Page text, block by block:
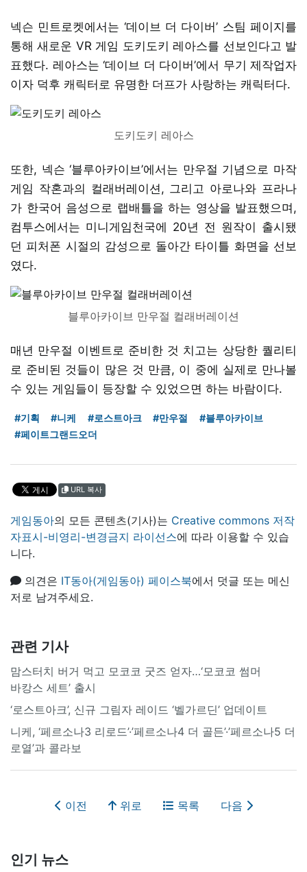
넥슨 민트로켓에서는 ‘데이브 더 다이버’ 스팀 페이지를
통해 새로운 VR 게임 도키도키 레아스를 선보인다고 발
표했다. 레아스는 ‘데이브 더 다이버’에서 무기 제작업자
이자 덕후 캐릭터로 유명한 더프가 사랑하는 캐릭터다.
도키도키 레아스
또한, 넥슨 ‘블루아카이브’에서는 만우절 기념으로 마작
게임 작혼과의 컬래버레이션, 그리고 아로나와 프라나
가 한국어 음성으로 랩배틀을 하는 영상을 발표했으며,
컴투스에서는 미니게임천국에 20년 전 원작이 출시됐
던 피처폰 시절의 감성으로 돌아간 타이틀 화면을 선보
였다.
블루아카이브 만우절 컬래버레이션
매년 만우절 이벤트로 준비한 것 치고는 상당한 퀄리티
로 준비된 것들이 많은 것 만큼, 이 중에 실제로 만나볼
수 있는 게임들이 등장할 수 있었으면 하는 바람이다.
#기획 #니케 #로스트아크 #만우절
#블루아카이브
#페이트그랜드오더
URL 복사
게임동아의 모든 콘텐츠(기사)는 Creative commons 저작
자표시-비영리-변경금지 라이선스에 따라 이용할 수 있습
니다.
의견은 IT동아(게임동아) 페이스북에서 덧글 또는 메신
저로 남겨주세요.
관련 기사
맘스터치 버거 먹고 모코코 굿즈 얻자…‘모코코 썸머
바캉스 세트’ 출시
‘로스트아크’, 신규 그림자 레이드 ‘벨가르딘’ 업데이트
니케, ‘페르소나3 리로드’·’페르소나4 더 골든’·’페르소나5 더
로열’과 콜라보
이전 위로 목록 다음
인기 뉴스